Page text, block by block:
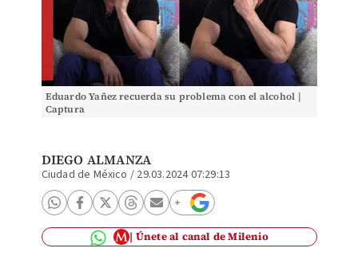
Eduardo Yañez recuerda su problema con el alcohol |
Captura
DIEGO ALMANZA
Ciudad de México / 29.03.2024 07:29:13
Únete al canal de Milenio